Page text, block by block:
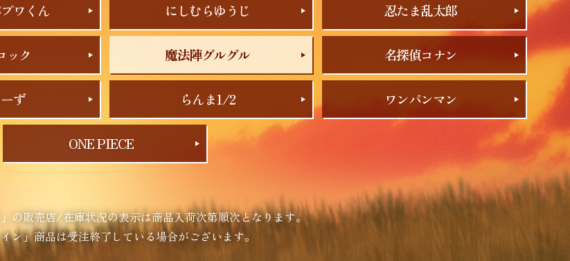
ワくん にしむらゆうじ 忍たま乱太郎
ック 魔法陣グルグル 名探偵コナン
ず らんま1/2 ワンパンマン
ONE PIECE
の販売店/在庫状況の表示は商品入荷次第順次となります。
ン」商品は受注終了している場合がございます。